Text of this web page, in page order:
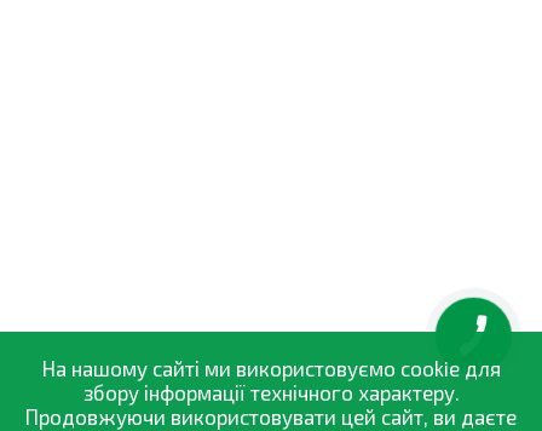
На нашому сайті ми використовуємо cookie для
збору інформації технічного характеру.
Продовжуючи використовувати цей сайт, ви даєте